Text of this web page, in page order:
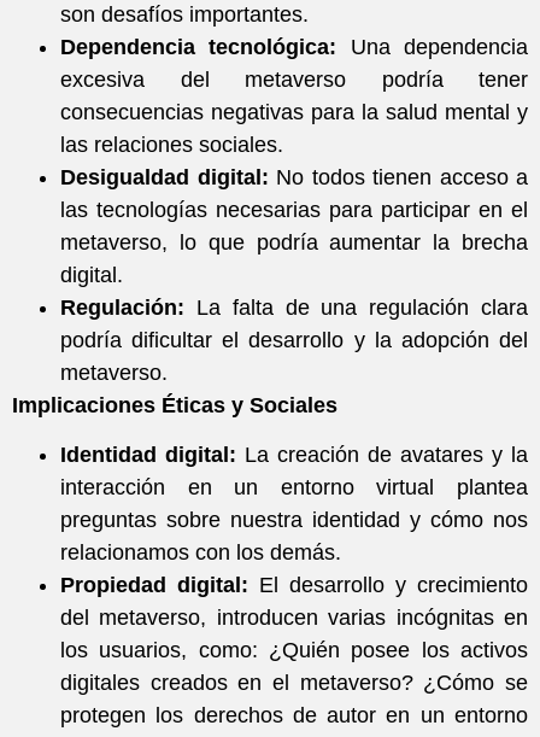
son desafíos importantes.
Dependencia tecnológica: Una dependencia
excesiva del metaverso podría tener
consecuencias negativas para la salud mental y
las relaciones sociales.
Desigualdad digital: No todos tienen acceso a
las tecnologías necesarias para participar en el
metaverso, lo que podría aumentar la brecha
digital.
Regulación: La falta de una regulación clara
podría dificultar el desarrollo y la adopción del
metaverso.
Implicaciones Éticas y Sociales
Identidad digital: La creación de avatares y la
interacción en un entorno virtual plantea
preguntas sobre nuestra identidad y cómo nos
relacionamos con los demás.
Propiedad digital: El desarrollo y crecimiento
del metaverso, introducen varias incógnitas en
los usuarios, como: ¿Quién posee los activos
digitales creados en el metaverso? ¿Cómo se
protegen los derechos de autor en un entorno